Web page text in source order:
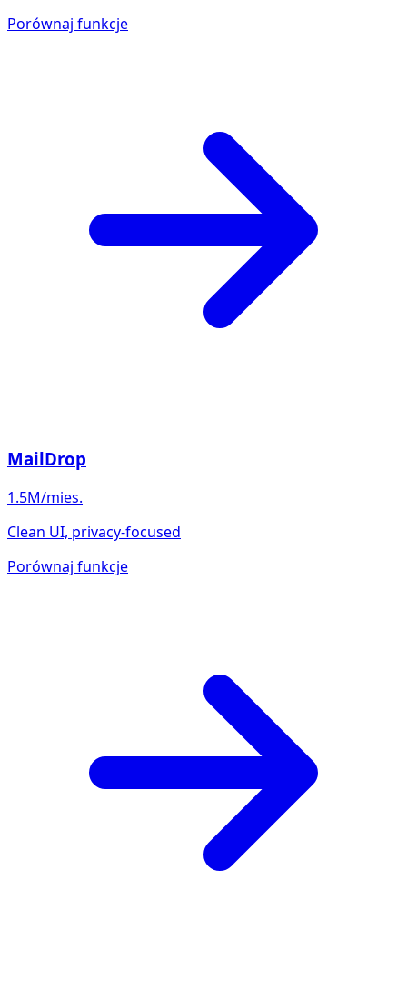
Porównaj funkcje
MailDrop
1.5M/mies.
Clean UI, privacy-focused
Porównaj funkcje